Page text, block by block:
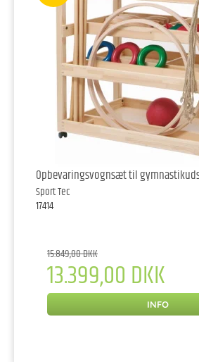
Opbevaringsvognsæt til
Sport Tec
17414
15.849,00 DKK
13.399,00 DKK
INFO